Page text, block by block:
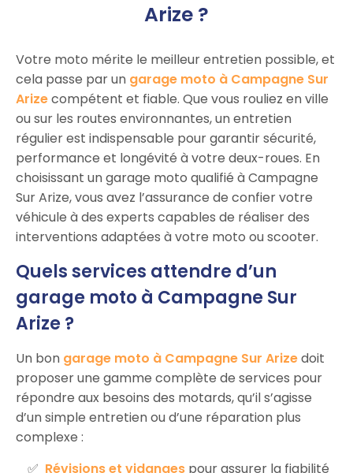
Arize ?
Votre moto mérite le meilleur entretien possible, et
cela passe par un garage moto à Campagne Sur
Arizecompétent et fiable. Que vous rouliez en ville
ou sur les routes environnantes, un entretien
régulier est indispensable pour garantir sécurité,
performance et longévité à votre deux-roues. En
choisissant un garage moto qualifié à Campagne
Sur Arize, vous avez l’assurance de confier votre
véhicule à des experts capables de réaliser des
interventions adaptées à votre moto ou scooter.
Quels services attendre d’un
garage moto à Campagne Sur
Arize ?
Un bon garage moto à Campagne Sur Arizedoit
proposer une gamme complète de services pour
répondre aux besoins des motards, qu’il s’agisse
d’un simple entretien ou d’une réparation plus
complexe :
Révisions et vidanges pour assurer la fiabilité